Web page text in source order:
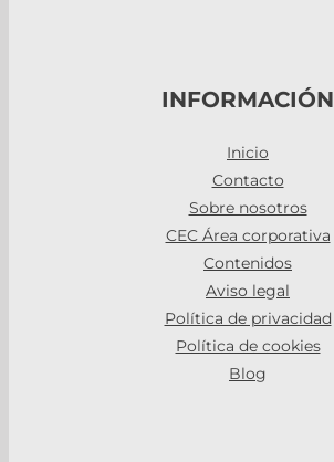
INFORMACIÓN
Inicio
Contacto
Sobre nosotros
CEC Área corporativa
Contenidos
Aviso legal
Política de privacidad
Política de cookies
Blog